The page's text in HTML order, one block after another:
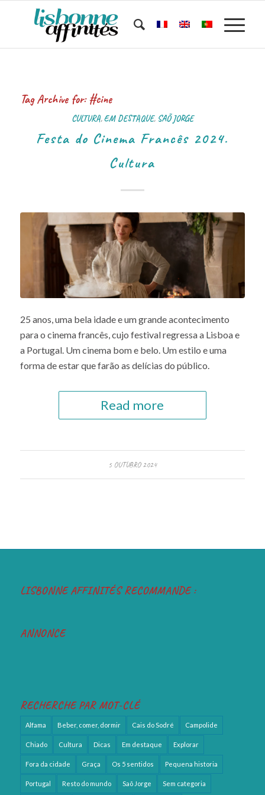
Tag Archive for:#cine
CULTURA,EM DESTAQUE, SAÕ JORGE
Festa do Cinema Francês 2024.
Cultura
25 anos, uma bela idade e um grande acontecimento
para o cinema francês, cujo festival regressa a Lisboa e
a Portugal. Um cinema bom e belo. Um estilo e uma
forma de estar que farão as delícias do público.
Read more
5 OUTUBRO 2024
LISBONNE AFFINITÉS RECOMMANDE :
ANNONCE
RECHERCHE PAR MOT-CLÉ
Alfama Beber, comer, dormir Cais do Sodré Campolide
Chiado Cultura Dicas Em destaque Explorar
Fora da cidade Graça Os 5 sentidos Pequena historia
Portugal Resto do mundo Saõ Jorge Sem categoria